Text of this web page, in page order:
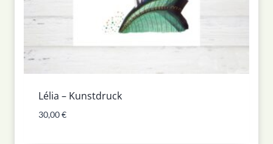
Lélia – Kunstdruck
30,00€